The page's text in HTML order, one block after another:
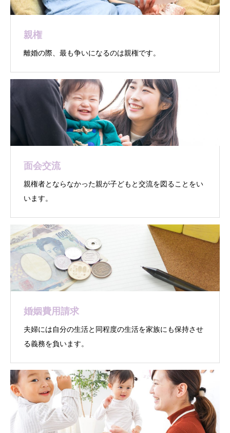
親権
離婚の際、最も争いになるのは親権です。
面会交流
親権者とならなかった親が子どもと交流を図ることをい
います。
婚姻費用請求
夫婦には自分の生活と同程度の生活を家族にも保持させ
る義務を負います。